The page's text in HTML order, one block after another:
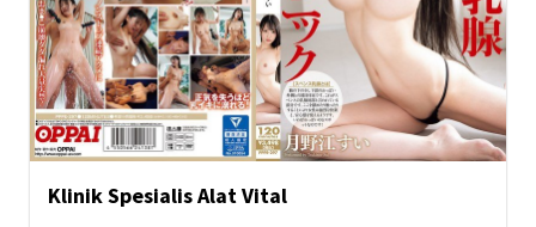
Klinik Spesialis Alat Vital